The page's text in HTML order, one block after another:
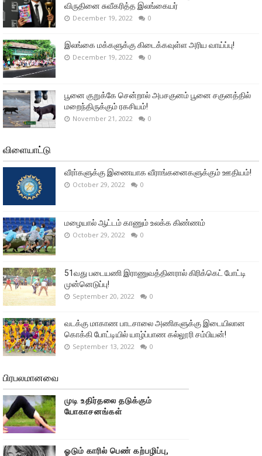
விருதினை சுவீகரித்த இலங்கையர்
December 19, 2022 0
இலங்கை மக்களுக்கு கிடைக்கவுள்ள அரிய வாய்ப்பு!
December 19, 2022 0
பூனை குறுக்கே சென்றால் அபசகுனம் பூனை சகுனத்தில்
மறைந்திருக்கும் ரகசியம்!
November 21, 2022 0
விளையாட்டு
வீரா்களுக்கு இணையாக வீராங்கனைகளுக்கும் ஊதியம்!
October 29, 2022 0
மழையால் ஆட்டம் காணும் உலக்க கிண்ணம்
October 29, 2022 0
51வது படையணி இராணுவத்தினரால் கிரிக்கெட் போட்டி
முன்னெடுப்பு!
September 20, 2022 0
வடக்கு மாகாண பாடசாலை அணிகளுக்கு இடையிலான
கொக்கி போட்டியில் யாழ்ப்பாண கல்லூரி சம்பியன்!
September 13, 2022 0
பிரபலமானவை
முடி உதிர்தலை தடுக்கும்
யோகாசனங்கள்
ஓடும் காரில் பெண் கற்பழிப்பு,